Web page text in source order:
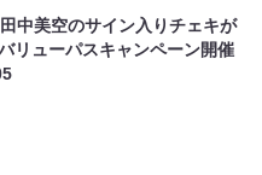
中美空のサイン入りチェキが
リューパスキャンペーン開催